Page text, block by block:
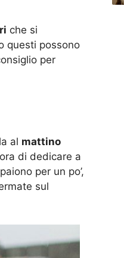
che si
questi possono
per
al mattino
di dedicare a
per un po’,
sul